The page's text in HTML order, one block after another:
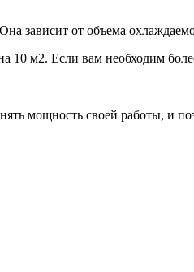
зависит от объема
10 м2. Если вам необходим
мощность своей работы, и